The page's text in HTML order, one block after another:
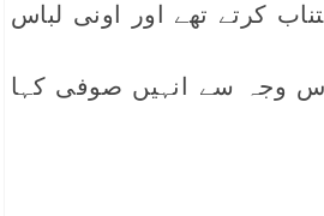
کرتے تھے اور اونی لباس
وجہ سے انہیں صوفی کہا